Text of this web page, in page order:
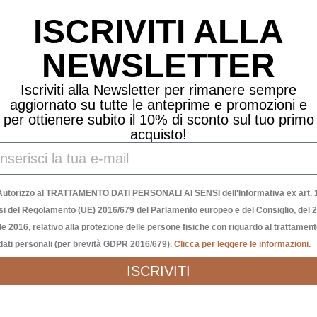
ISCRIVITI ALLA
NEWSLETTER
Iscriviti alla Newsletter per rimanere sempre
aggiornato su tutte le anteprime e promozioni e
per ottienere subito il 10% di sconto sul tuo primo
acquisto!
al TRATTAMENTO DATI PERSONALI AI SENSI dell'Informativa ex art.
del Regolamento (UE) 2016/679 del Parlamento europeo e del Consiglio, del
2016, relativo alla protezione delle persone fisiche con riguardo al
personali (per brevità GDPR 2016/679). Clicca per leggere le informazioni.
ISCRIVITI